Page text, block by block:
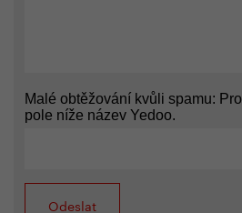
Malé obtěžování kvůli spamu:
pole níže název Yedoo.